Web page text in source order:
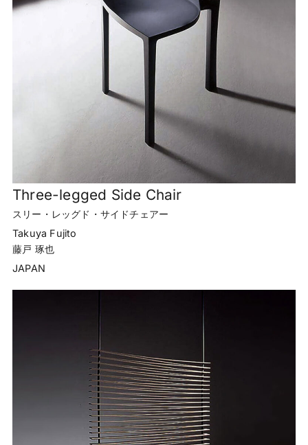
Three-legged Side Chair
スリー・レッグド・サイドチェアー
Takuya Fujito
藤戸 琢也
JAPAN